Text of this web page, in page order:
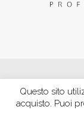
C.F.
Ecommerce
Questo sito
acquisto. Puoi